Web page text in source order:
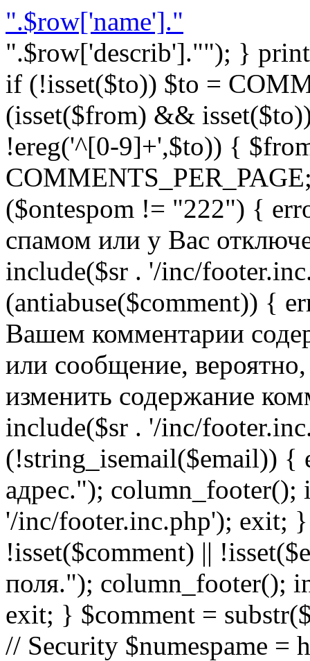
".$row['name']."
".$row['describ'].""); }
if (!isset($to)) $to =
(isset($from) &&
!ereg('^[0-9]+',$to)) {
($ontespom != "222") {
спамом или у Вас
include($sr . '/inc/
(antiabuse($comment)) {
Вашем комментарии
или сообщение,
изменить содержание
include($sr . '/inc/
(!string_isemail($email)) {
адрес."); column_footer();
'/inc/footer.inc.php'); exit;
!isset($comment) ||
поля."); column_footer();
exit; } $comment =
// Security $numespame =